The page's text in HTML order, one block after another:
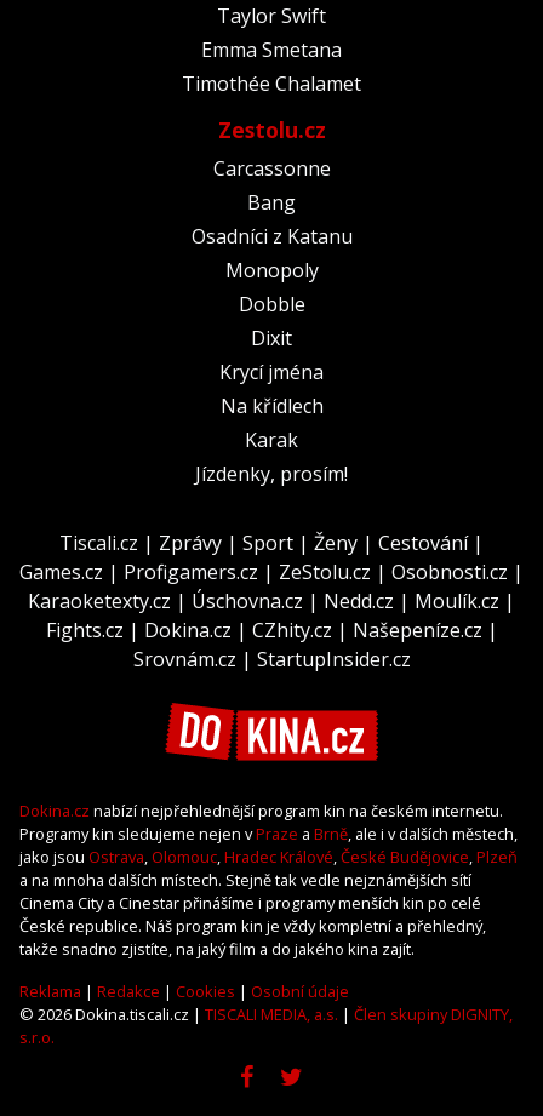
Taylor Swift
Emma Smetana
Timothée Chalamet
Zestolu.cz
Carcassonne
Bang
Osadníci z Katanu
Monopoly
Dobble
Dixit
Krycí jména
Na křídlech
Karak
Jízdenky, prosím!
Tiscali.cz | Zprávy | Sport | Ženy | Cestování|
Games.cz | Profigamers.cz | ZeStolu.cz | Osobnosti.cz |
Karaoketexty.cz | Úschovna.cz | Nedd.cz | Moulík.cz |
Fights.cz | Dokina.cz | CZhity.cz | Našepeníze.cz |
Srovnám.cz | StartupInsider.cz
Dokina.cz nabízí nejpřehlednější program kin na českém internetu.
Programy kin sledujeme nejen vPraze a Brně, ale i v dalších městech,
jako jsou Ostrava, Olomouc,Hradec Králové,České Budějovice,Plzeň
a na mnoha dalších místech. Stejně tak vedle nejznámějších sítí
Cinema City a Cinestar přinášíme i programy menších kin po celé
České republice. Náš program kin je vždy kompletní a přehledný,
takže snadno zjistíte, na jaký film a do jakého kina zajít.
Reklama | Redakce | Cookies | Osobní údaje
© 2026 Dokina.tiscali.cz | TISCALI MEDIA, a.s. | Člen skupiny DIGNITY,
s.r.o.